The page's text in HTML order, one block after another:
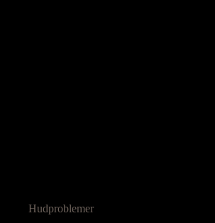
Hudproblemer